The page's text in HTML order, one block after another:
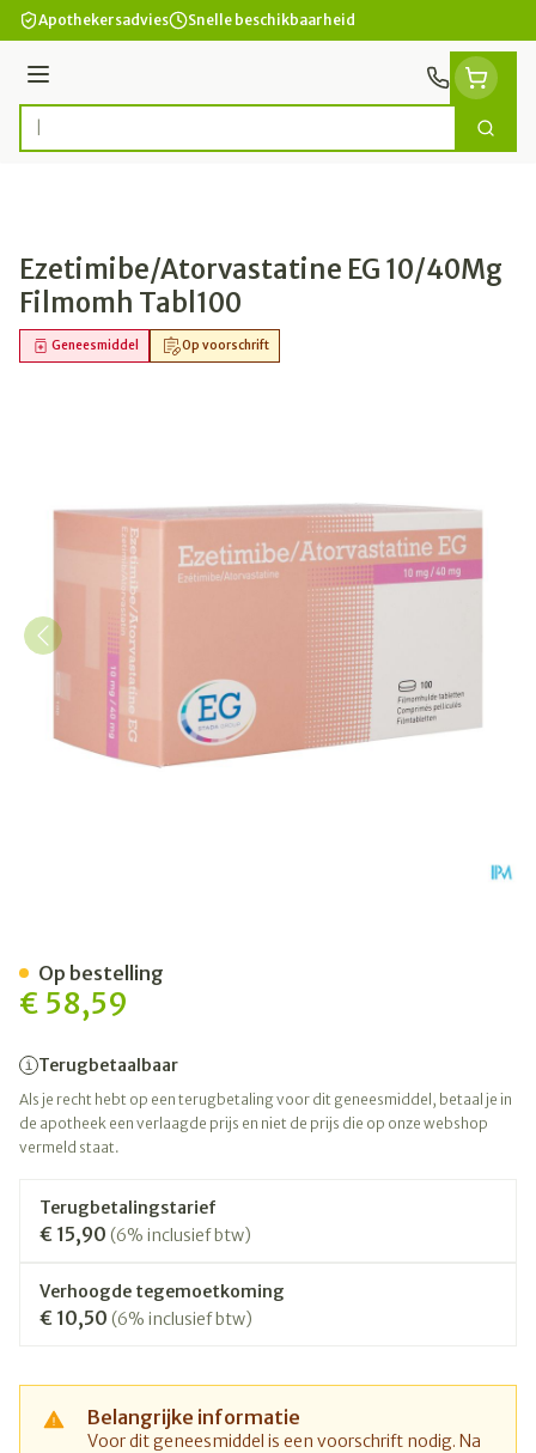
Ga naar de inhoud
Apothekersadvies Snelle beschikbaarheid
Menu
Product, merk, categorie... Zoek
Ezetimibe/Atorvastatine EG 10/40Mg
Filmomh Tabl100
Op voorschrift
Geneesmiddel
€ 58,59
Terugbetaalbaar
Als je recht hebt op een terugbetaling voor dit geneesmiddel, betaal je in
de apotheek een verlaagde prijs en niet de prijs die op onze webshop
vermeld staat.
Terugbetalingstarief
€ 15,90 (6% inclusief btw)
Verhoogde tegemoetkoming
€ 10,50 (6% inclusief btw)
Belangrijke informatie
Voor dit geneesmiddel is een voorschrift nodig. Na
Op bestelling